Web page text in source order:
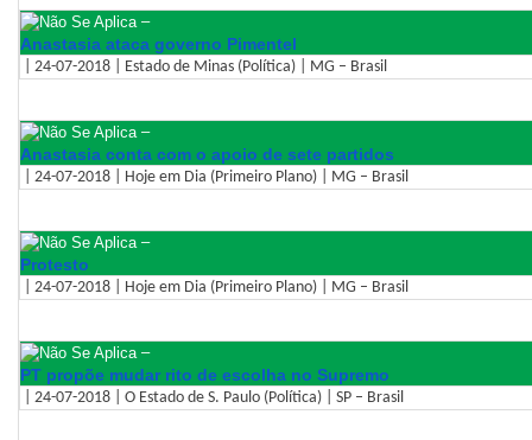
–
Anastasia ataca governo Pimentel
| 24-07-2018 | Estado de Minas (Política) | MG – Brasil
–
Anastasia conta com o apoio de sete partidos
| 24-07-2018 | Hoje em Dia (Primeiro Plano) | MG – Brasil
–
Protesto
| 24-07-2018 | Hoje em Dia (Primeiro Plano) | MG – Brasil
–
PT propõe mudar rito de escolha no Supremo
| 24-07-2018 | O Estado de S. Paulo (Política) | SP – Brasil